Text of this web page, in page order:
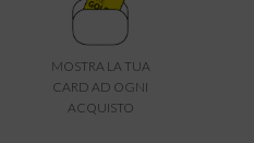
MOSTRA LA TUA
CARD AD OGNI
ACQUISTO